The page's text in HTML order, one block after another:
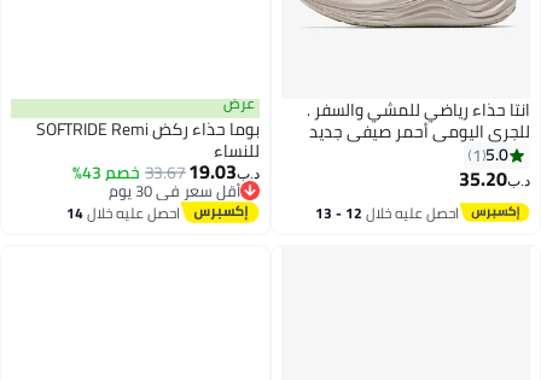
انتا حذاء رياضي للمشي والسفر .
للجري اليومي أحمر صيفي جديد
مريح بامتصاص الصدمات أحذية عمل
5.0
1
د.ب‏35.20
احصل عليه خلال 12 - 13
عرض
بوما حذاء ركض SOFTRIDE Remi
للنساء
د.ب‏19.03
33.67خصم 43%
أقل سعر في 30 يوم
أقل سعر في 30 يوماحصل عليه خلال14